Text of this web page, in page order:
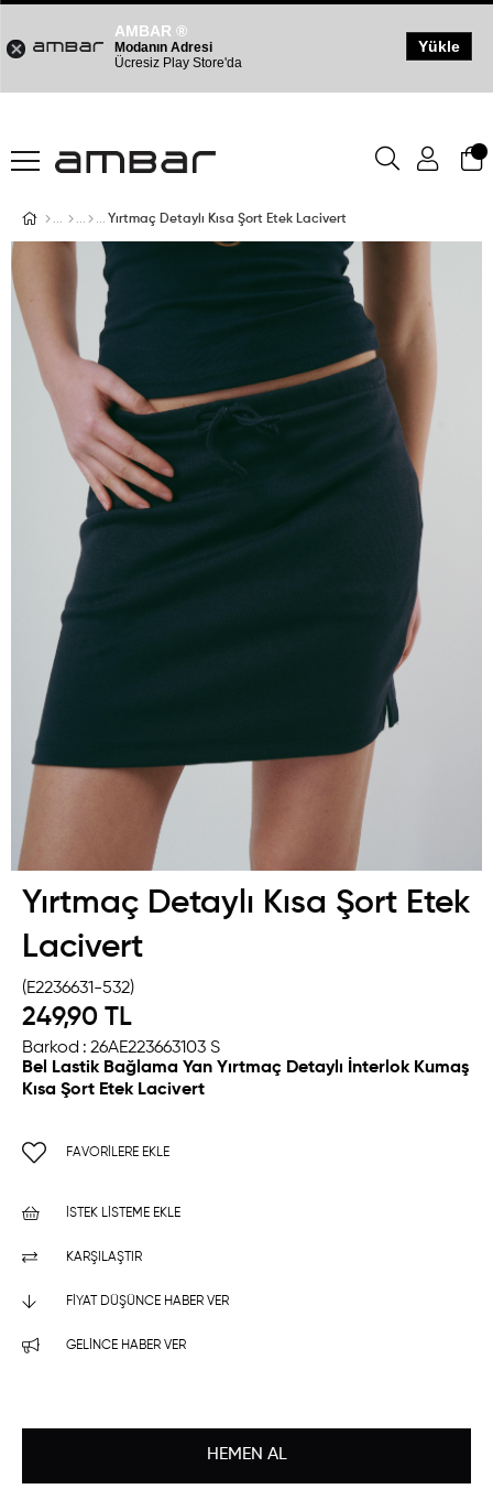
Yırtmaç Detaylı Kısa Şort Etek Lacivert
Yırtmaç Detaylı Kısa Şort Etek
Lacivert
(E2236631-532)
249,90 TL
Barkod : 26AE223663103 S
Bel Lastik Bağlama Yan Yırtmaç Detaylı İnterlok Kumaş
Kısa Şort Etek Lacivert
FAVORILERE EKLE
İSTEK LISTEME EKLE
KARŞILAŞTIR
FIYAT DÜŞÜNCE HABER VER
GELINCE HABER VER
AMBAR ®
Modanın Adresi
Ücresiz Play Store'da
Yükle